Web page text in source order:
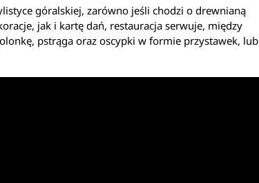
góralskiej, zarówno jeśli chodzi o drewnianą
jak i kartę dań, restauracja serwuje, między
pstrąga oraz oscypki w formie przystawek, lub